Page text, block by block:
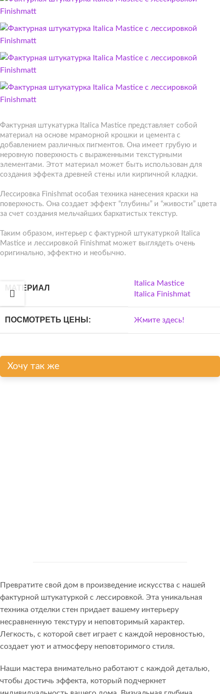
Фактурная штукатурка Italica Mastice представляет собой
материал на основе мраморной крошки и цемента с
добавлением различных пигментов. Она имеет грубую и
неровную поверхность с выраженными текстурными
элементами. Этот материал может быть использован для
создания эффекта древней стены или кирпичной кладки.
Лессировка Finishmat особая техника нанесения краски на
поверхность. Она создает эффект “глубины” и “живости” цвета
за счет создания мельчайших бархатистых текстур.
Таким образом, интерьер с фактурной штукатуркой Italica
Mastice и лессировкой Finishmat может выглядеть очень
оригинально, эффектно и необычно.
МАТЕРИАЛ
Italica Mastice
Italica Finishmat
ПОСМОТРЕТЬ ЦЕНЫ: Жмите здесь!
Хочу так же
Превратите свой дом в произведение искусства с нашей
фактурной штукатуркой с лессировкой. Эта уникальная
техника отделки стен придает вашему интерьеру
несравненную текстуру и неповторимый характер.
Легкость, с которой свет играет с каждой неровностью,
создает уют и атмосферу неповторимого стиля.
Наши мастера внимательно работают с каждой деталью,
чтобы достичь эффекта, который подчеркнет